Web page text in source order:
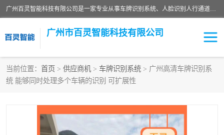
广州百灵智能科技有限公司是一家专业从事车牌识别系统、人脸识别人行通道、安防监控交通设施、停车场智能管理系统、停车场云平台、车牌识别一体机、自动道闸、通道设备、交通设施及交通划线等产品研发、生产和销售的高新技术企业。
广州市百灵智能科技有限公司
当前位置： 首页 > 供应商机 > 车牌识别系统 > 广州高清车牌识别系
统 能够同时处理多个车辆的识别 可扩展性
安防监控红外报警系统 车牌识别系统